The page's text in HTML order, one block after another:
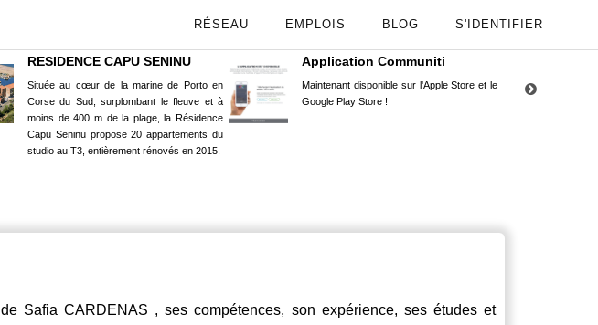
RÉSEAU EMPLOIS BLOG S'IDENTIFIER
RESIDENCE CAPU SENINU
Située au cœur de la marine de Porto en
Corse du Sud, surplombant le fleuve et à
moins de 400 m de la plage, la Résidence
Capu Seninu propose 20 appartements du
studio au T3, entièrement rénovés en 2015.
Application Communiti
Maintenant disponible sur l'Apple Store et le
Google Play Store !
de Safia CARDENAS , ses compétences, son expérience, ses études et